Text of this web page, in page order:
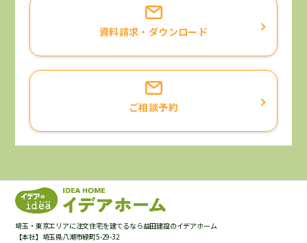
お客様と当社との契約に基づく責務を果たすため。
お客様へ当社の商品・サービスについての情報をご提供す
るため。
お客様がご請求された資料・カタログ等をお届けするた
お客様がお申込になったサービス等の確認、ご案内をする
ため。
お客様よりいただいたご意見・ご要望等にお応えするた
お客様のニーズにあった商品・サービスの開発のため。
お客様へ提供した商品・サービスについて、最適なアフタ
ーサービスやメンテナンス等をご提供するため。
お客様へより良いサービスを提供して行くためのアンケー
ご相談予約
資料請求・ダウンロード
埼玉・東京エリアに注文住宅を建てるなら益田建設のイデアホーム
【本社】埼玉県八潮市緑町5-29-32